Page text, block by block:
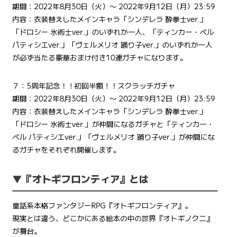
期間：2022年8月30日（火）〜 2022年9月12日（月）23:59
内容：衣装替えしたメインキャラ「シンデレラ 酔拳士ver.」
「ドロシー 氷術士ver.」のいずれか一人、「ティンカー・ベル
パティシエver.」「ヴェルメリオ 踊り子ver.」のいずれか一人
が必ず当たる豪華おまけ付き10連ガチャになります。
７：5周年記念！！初回半額！！スクラッチガチャ
期間：2022年8月30日（火）〜 2022年9月12日（月）23:59
内容：衣装替えしたメインキャラ「シンデレラ 酔拳士ver.」
「ドロシー 氷術士ver.」が仲間になるガチャと「ティンカー・
ベル パティシエver.」「ヴェルメリオ 踊り子ver.」が仲間にな
るガチャをそれぞれ開催します。
▼『オトギフロンティア』とは
童話系本格ファンタジーRPG『オトギフロンティア』。
現実とは違う、どこかにある絵本の中の世界『オトギノクニ』
が舞台。